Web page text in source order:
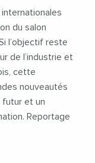
du salon
l’objectif reste
de l’industrie et
cette
nouveautés
futur et un
Reportage